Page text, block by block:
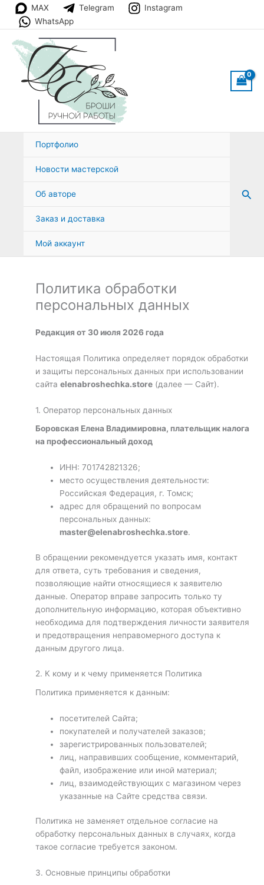
Перейти
содержимому
MAX Telegram
Instagram
WhatsApp
Портфолио
Новости мастерской
Об авторе
Заказ и доставка
Мой аккаунт
Политика обработки
персональных данных
Редакция от 30 июля 2026 года
Настоящая Политика определяет порядок обработки
и защиты персональных данных при использовании
сайта elenabroshechka.store (далее — Сайт).
1. Оператор персональных данных
Боровская Елена Владимировна, плательщик налога
на профессиональный доход
ИНН: 701742821326;
место осуществления деятельности:
Российская Федерация, г. Томск;
адрес для обращений по вопросам
персональных данных:
master@elenabroshechka.store.
В обращении рекомендуется указать имя, контакт
для ответа, суть требования и сведения,
позволяющие найти относящиеся к заявителю
данные. Оператор вправе запросить только ту
дополнительную информацию, которая объективно
необходима для подтверждения личности заявителя
и предотвращения неправомерного доступа к
данным другого лица.
2. К кому и к чему применяется Политика
Политика применяется к данным:
посетителей Сайта;
покупателей и получателей заказов;
зарегистрированных пользователей;
лиц, направивших сообщение, комментарий,
файл, изображение или иной материал;
лиц, взаимодействующих с магазином через
указанные на Сайте средства связи.
Политика не заменяет отдельное согласие на
обработку персональных данных в случаях, когда
такое согласие требуется законом.
3. Основные принципы обработки